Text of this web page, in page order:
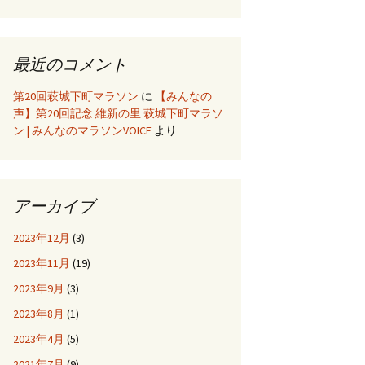
最近のコメント
第20回萩城下町マラソン に
【みんなの
声】第20回記念 維新の里 萩城下町マラソ
ン | みんなのマラソンVOICE より
アーカイブ
2023年12月 (3)
2023年11月 (19)
2023年9月 (3)
2023年8月 (1)
2023年4月 (5)